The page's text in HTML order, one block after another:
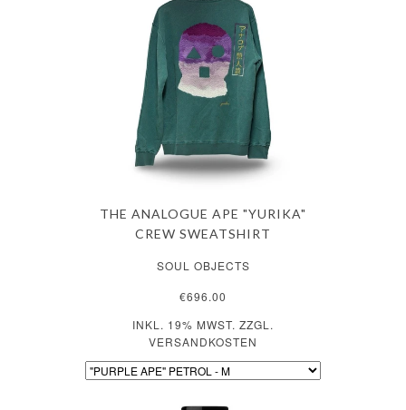
THE ANALOGUE APE "YURIKA"
CREW SWEATSHIRT
SOUL OBJECTS
€696.00
INKL. 19% MWST. ZZGL.
VERSANDKOSTEN